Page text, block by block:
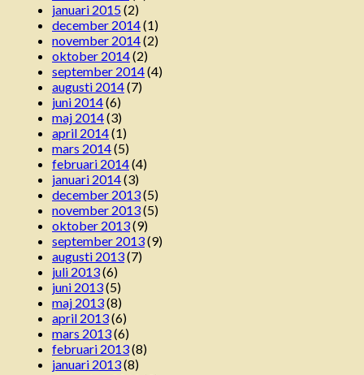
januari 2015(2)
december 2014(1)
november 2014(2)
oktober 2014(2)
september 2014(4)
augusti 2014(7)
juni 2014(6)
maj 2014(3)
april 2014(1)
mars 2014(5)
februari 2014(4)
januari 2014(3)
december 2013(5)
november 2013(5)
oktober 2013(9)
september 2013(9)
augusti 2013(7)
juli 2013(6)
juni 2013(5)
maj 2013(8)
april 2013(6)
mars 2013(6)
februari 2013(8)
januari 2013(8)